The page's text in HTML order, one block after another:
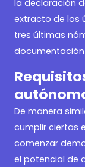
la declaración
extracto de los
tres últimas
De manera
cumplir ciertas
comenzar
el potencial de